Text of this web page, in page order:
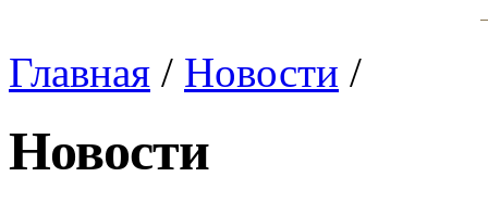
Главная / Новости /
Новости